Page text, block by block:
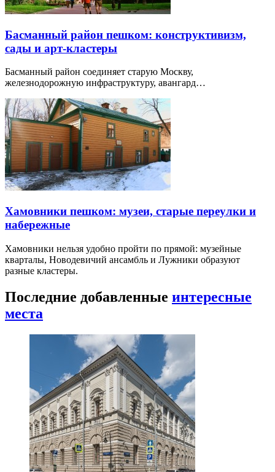
Басманный район пешком: конструктивизм,
сады и арт-кластеры
Басманный район соединяет старую Москву,
железнодорожную инфраструктуру, авангард…
Хамовники пешком: музеи, старые переулки и
набережные
Хамовники нельзя удобно пройти по прямой: музейные
кварталы, Новодевичий ансамбль и Лужники образуют
разные кластеры.
Последние добавленные интересные
места